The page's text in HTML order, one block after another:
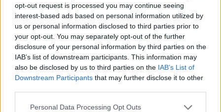
opt-out request is processed you may continue seeing
interest-based ads based on personal information utilized by
us or personal information disclosed to third parties prior to
your opt-out. You may separately opt-out of the further
disclosure of your personal information by third parties on the
IAB’s list of downstream participants. This information may
also be disclosed by us to third parties on the IAB’s List of
Downstream Participants that may further disclose it to other
Please note that this website/app uses one or more Google
Personal Data Processing Opt Outs
vedtak i form av en formulering om atman
viderefører sin beslutning om at utøvere fra
Russland og Belarus utestenges «inntil videre»
Altså: Ikke noen konkret beslutning for hva som
vil gjelde kommende sesong, og døra på gløtt for at
utestengelsen kan oppheves allerede før
sesongstart.